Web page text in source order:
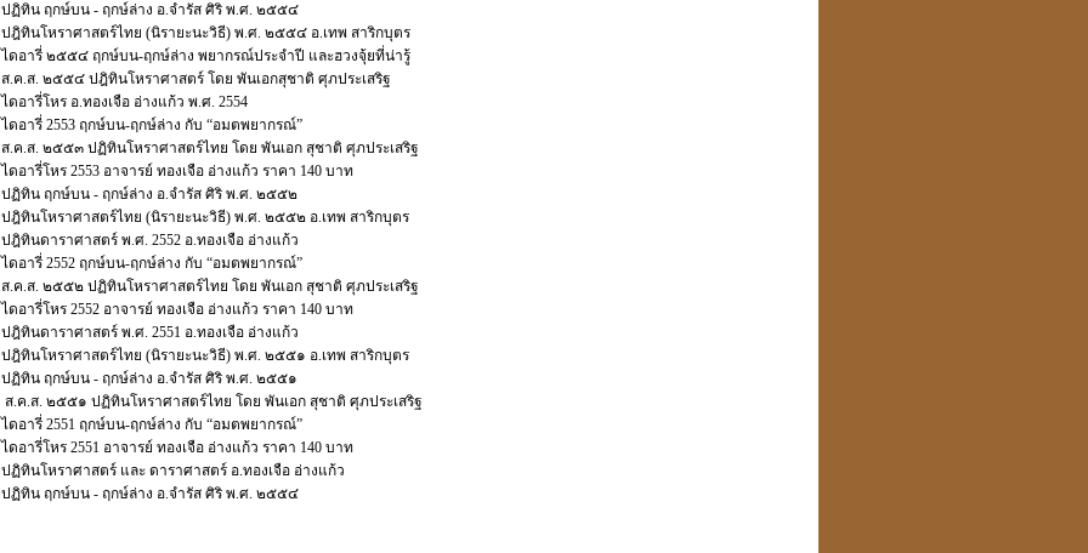
ปฏิทิน ฤกษ์บน - ฤกษ์ล่าง อ.จำรัส ศิริ พ.ศ. ๒๕๕๔
ปฎิทินโหราศาสตร์ไทย (นิรายะนะวิธี) พ.ศ. ๒๕๕๔ อ.เทพ สาริกบุตร
ไดอารี่ ๒๕๕๔ ฤกษ์บน-ฤกษ์ล่าง พยากรณ์ประจำปี และฮวงจุ้ยที่น่ารู้
ส.ค.ส. ๒๕๕๔ ปฎิทินโหราศาสตร์ โดย พันเอกสุชาติ ศุภประเสริฐ
ไดอารี่โหร อ.ทองเจือ อ่างแก้ว พ.ศ. 2554
ไดอารี่ 2553 ฤกษ์บน-ฤกษ์ล่าง กับ “อมตพยากรณ์”
ส.ค.ส. ๒๕๕๓ ปฏิทินโหราศาสตร์ไทย โดย พันเอก สุชาติ ศุภประเสริฐ
ไดอารี่โหร 2553 อาจารย์ ทองเจือ อ่างแก้ว ราคา 140 บาท
ปฏิทิน ฤกษ์บน - ฤกษ์ล่าง อ.จำรัส ศิริ พ.ศ. ๒๕๕๒
ปฎิทินโหราศาสตร์ไทย (นิรายะนะวิธี) พ.ศ. ๒๕๕๒ อ.เทพ สาริกบุตร
ปฎิทินดาราศาสตร์ พ.ศ. 2552 อ.ทองเจือ อ่างแก้ว
ไดอารี่ 2552 ฤกษ์บน-ฤกษ์ล่าง กับ “อมตพยากรณ์”
ส.ค.ส. ๒๕๕๒ ปฏิทินโหราศาสตร์ไทย โดย พันเอก สุชาติ ศุภประเสริฐ
ไดอารี่โหร 2552 อาจารย์ ทองเจือ อ่างแก้ว ราคา 140 บาท
ปฎิทินดาราศาสตร์ พ.ศ. 2551 อ.ทองเจือ อ่างแก้ว
ปฎิทินโหราศาสตร์ไทย (นิรายะนะวิธี) พ.ศ. ๒๕๕๑ อ.เทพ สาริกบุตร
ปฏิทิน ฤกษ์บน - ฤกษ์ล่าง อ.จำรัส ศิริ พ.ศ. ๒๕๕๑
ส.ค.ส. ๒๕๕๑ ปฏิทินโหราศาสตร์ไทย โดย พันเอก สุชาติ ศุภประเสริฐ
ไดอารี่ 2551 ฤกษ์บน-ฤกษ์ล่าง กับ “อมตพยากรณ์”
ไดอารี่โหร 2551 อาจารย์ ทองเจือ อ่างแก้ว ราคา 140 บาท
ปฏิทินโหราศาสตร์ และ ดาราศาสตร์ อ.ทองเจือ อ่างแก้ว
ปฏิทิน ฤกษ์บน - ฤกษ์ล่าง อ.จำรัส ศิริ พ.ศ. ๒๕๕๔